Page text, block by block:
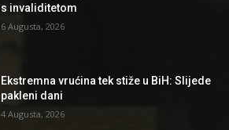
s invaliditetom
6 Augusta, 2026
Ekstremna vrućina tek stiže u BiH: Slijede
pakleni dani
4 Augusta, 2026